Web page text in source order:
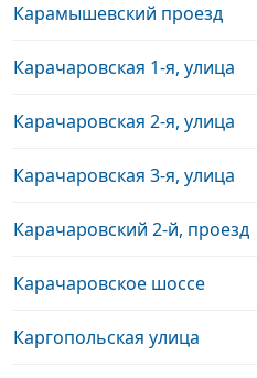
Карамышевский проезд
Карачаровская 1-я, улица
Карачаровская 2-я, улица
Карачаровская 3-я, улица
Карачаровский 2-й, проезд
Карачаровское шоссе
Каргопольская улица